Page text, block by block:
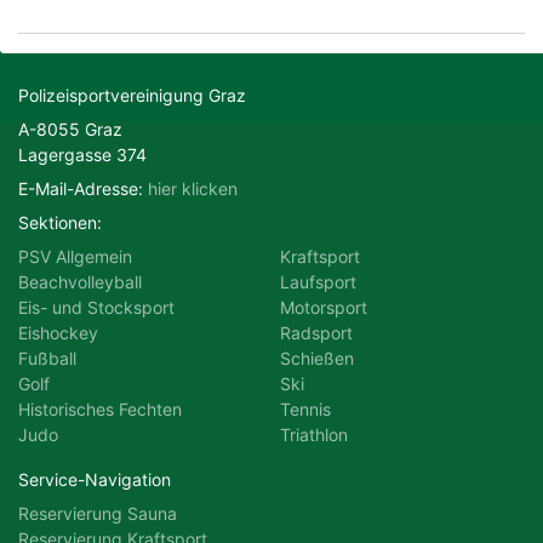
Schießen
Tennis
Polizeisportvereinigung Graz
A-8055 Graz
Lagergasse 374
E-Mail-Adresse: hier klicken
Sektionen:
PSV Allgemein
Beachvolleyball
Eis- und Stocksport
Eishockey
Fußball
Golf
Historisches Fechten
Judo
Kraftsport
Laufsport
Motorsport
Radsport
Schießen
Ski
Tennis
Triathlon
Service-Navigation
Reservierung Sauna
Reservierung Kraftsport